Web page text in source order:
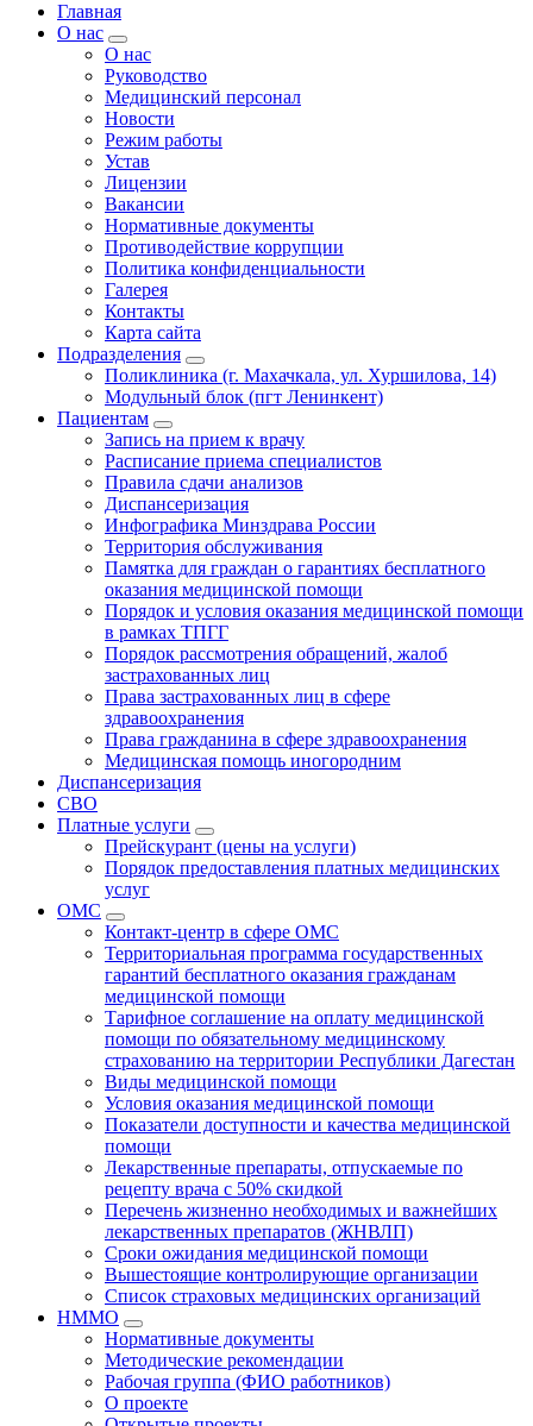
Главная
О нас
О нас
Руководство
Медицинский персонал
Новости
Режим работы
Устав
Лицензии
Вакансии
Нормативные документы
Противодействие коррупции
Политика конфиденциальности
Галерея
Контакты
Карта сайта
Подразделения
Поликлиника (г. Махачкала, ул. Хуршилова, 14)
Модульный блок (пгт Ленинкент)
Пациентам
Запись на прием к врачу
Расписание приема специалистов
Правила сдачи анализов
Диспансеризация
Инфографика Минздрава России
Территория обслуживания
Памятка для граждан о гарантиях бесплатного
оказания медицинской помощи
Порядок и условия оказания медицинской помощи
в рамках ТПГГ
Порядок рассмотрения обращений, жалоб
застрахованных лиц
Права застрахованных лиц в сфере
здравоохранения
Права гражданина в сфере здравоохранения
Медицинская помощь иногородним
Диспансеризация
СВО
Платные услуги
Прейскурант (цены на услуги)
Порядок предоставления платных медицинских
услуг
ОМС
Контакт-центр в сфере ОМС
Территориальная программа государственных
гарантий бесплатного оказания гражданам
медицинской помощи
Тарифное соглашение на оплату медицинской
помощи по обязательному медицинскому
страхованию на территории Республики Дагестан
Виды медицинской помощи
Условия оказания медицинской помощи
Показатели доступности и качества медицинской
помощи
Лекарственные препараты, отпускаемые по
рецепту врача с 50% скидкой
Перечень жизненно необходимых и важнейших
лекарственных препаратов (ЖНВЛП)
Сроки ожидания медицинской помощи
Вышестоящие контролирующие организации
Список страховых медицинских организаций
НММО
Нормативные документы
Методические рекомендации
Рабочая группа (ФИО работников)
О проекте